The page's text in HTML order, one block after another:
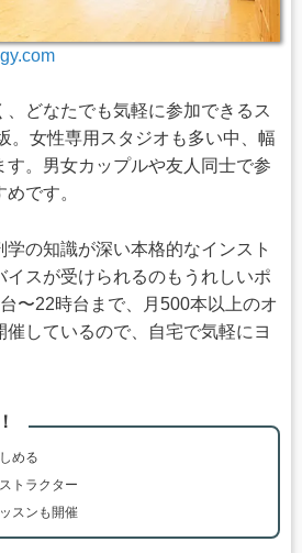
どなたでも気軽に参加できるス
。女性専用スタジオも多い中、幅
す。男女カップルや友人同士で参
です。
学の知識が深い本格的なインスト
イスが受けられるのもうれしいポ
〜22時台まで、月500本以上のオ
催しているので、自宅で気軽にヨ
める
トラクター
スンも開催